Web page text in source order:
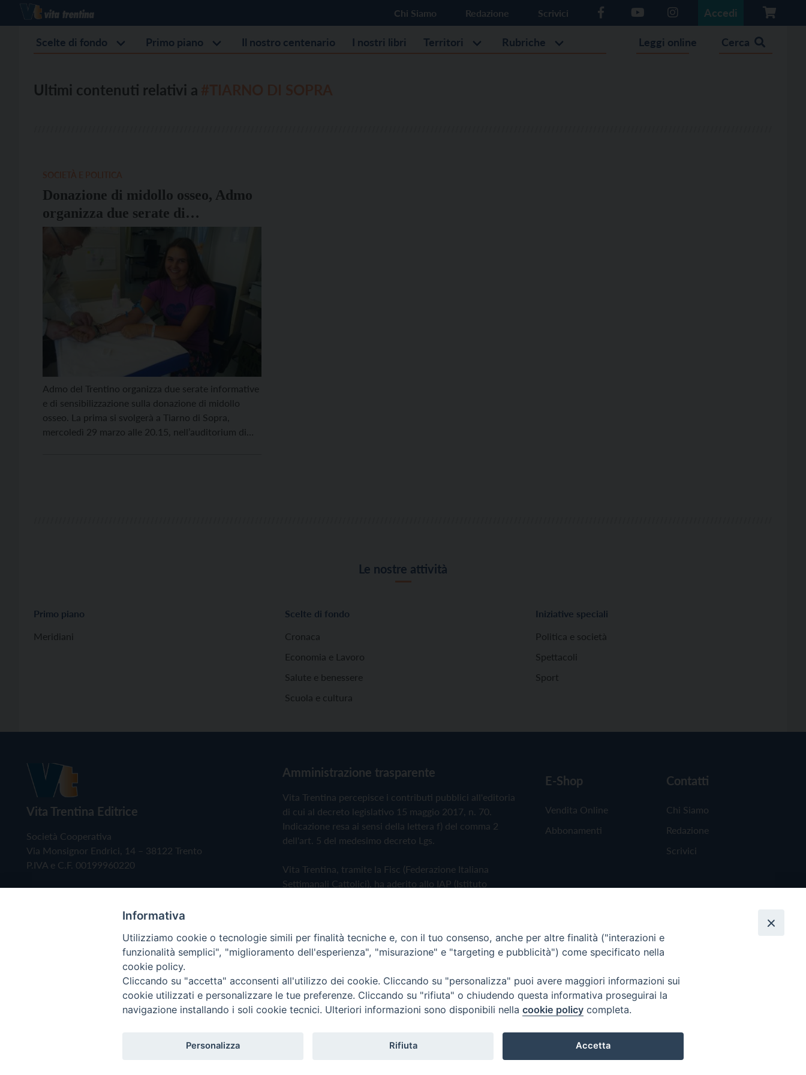
Chi Siamo Redazione Scrivici Accedi
Scelte di fondo Primo piano Il nostro centenario I nostri libri Territori Rubriche Leggi online Cerca
Ultimi contenuti relativi a
Donazione di midollo osseo, Admo
organizza due serate di
sensibilizzazione a Levico Terme e
Admo del Trentino organizza due serate informative
e di sensibilizzazione sulla donazione di midollo
osseo. La prima si svolgerà a Tiarno di Sopra,
mercoledì 29 marzo alle 20.15, nell’auditorium di
Le nostre attività
Primo piano
Meridiani
Scelte di fondo
Cronaca
Economia e Lavoro
Salute e benessere
Scuola e cultura
Iniziative speciali
Politica e società
Spettacoli
Sport
Vita Trentina Editrice
Società Cooperativa
Via Monsignor Endrici, 14 – 38122 Trento
P.IVA e C.F. 00199960220
Amministrazione trasparente
Vita Trentina percepisce i contributi pubblici all'editoria
di cui al decreto legislativo 15 maggio 2017, n. 70.
Indicazione resa ai sensi della lettera f) del comma 2
dell'art. 5 del medesimo decreto Lgs.
Vita Trentina, tramite la Fisc (Federazione Italiana
Settimanali Cattolici), ha aderito allo IAP (Istituto
Privacy Policy Cookie Policy
E-Shop
Vendita Online
Abbonamenti
Contatti
Chi Siamo
Redazione
Scrivici
Copyright © 2019 - Tutti i diritti riservati - Vita Trentina Editrice
Informativa
Utilizziamo cookie o tecnologie simili per finalità tecniche e, con il tuo consenso, anche per altre finalità ("interazioni e
funzionalità semplici", "miglioramento dell'esperienza", "misurazione" e "targeting e pubblicità") come specificato nella
cookie policy.
Cliccando su "accetta" acconsenti all'utilizzo dei cookie. Cliccando su "personalizza" puoi avere maggiori informazioni sui
cookie utilizzati e personalizzare le tue preferenze. Cliccando su "rifiuta" o chiudendo questa informativa proseguirai la
navigazione installando i soli cookie tecnici. Ulteriori informazioni sono disponibili nella cookie policy completa.
Personalizza Rifiuta Accetta